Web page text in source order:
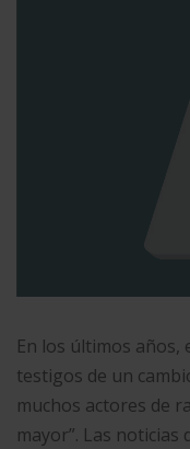
En los últimos años,
testigos de un
muchos actores de
mayor”. Las